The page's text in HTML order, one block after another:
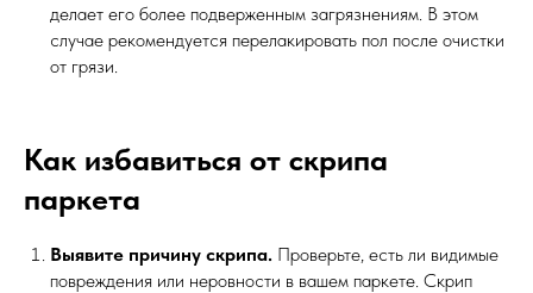
делает его более подверженным загрязнениям. В этом
случае рекомендуется перелакировать пол после очистки
от грязи.
Как избавиться от скрипа
паркета
Выявите причину скрипа. Проверьте, есть ли видимые
повреждения или неровности в вашем паркете. Скрип